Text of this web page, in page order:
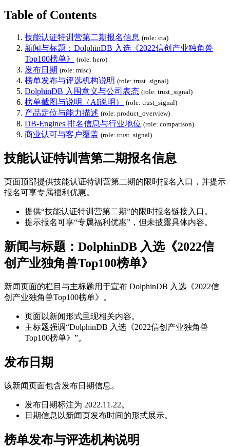
Table of Contents
技能认证特训营第二期报名信息 (role: cta)
新闻与标题：DolphinDB 入选《2022信创产业独角兽
Top100榜单》
(role: hero)
发布日期 (role: misc)
榜单发布与评选机构说明 (role: trust_signal)
DolphinDB 入围意义与公司表态 (role: trust_signal)
榜单截图与说明（AI说明） (role: trust_signal)
产品定位与能力描述 (role: product_overview)
DB-Engines 排名信息与行业地位 (role: comparison)
商业认可与客户覆盖 (role: trust_signal)
技能认证特训营第二期报名信息
页面顶部提供技能认证特训营第二期的限时报名入口，并提示
报名可享专属福利优惠。
提供“技能认证特训营第二期”的限时报名链接入口。
提示报名可享“专属福利优惠”，但未披露具体内容。
新闻与标题：DolphinDB 入选《2022信
创产业独角兽Top100榜单》
新闻页面的栏目与主标题用于宣布 DolphinDB 入选《2022信
创产业独角兽Top100榜单》。
页面以新闻形式呈现相关内容。
主标题强调“DolphinDB 入选《2022信创产业独角兽
Top100榜单》”。
发布日期
该新闻页面包含发布日期信息。
发布日期标注为 2022.11.22。
日期信息以新闻页发布时间的形式展示。
榜单发布与评选机构说明